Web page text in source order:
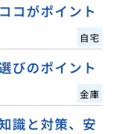
コがポイント
自宅
びのポイント
金庫
識と対策、安